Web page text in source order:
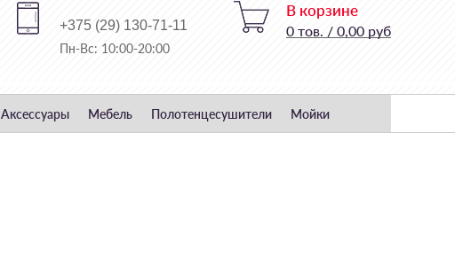
В корзине
0 тов. / 0,00 руб
+375 (29) 130-71-11
Пн-Вс: 10:00-20:00
Аксессуары Мебель Полотенцесушители Мойки